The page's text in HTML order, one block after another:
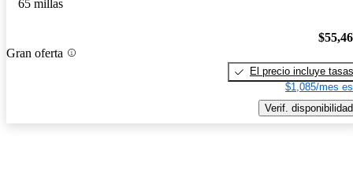
65 millas
Gran oferta
El precio incluye tasas
$1,085/mes
Verif. disponibilidad